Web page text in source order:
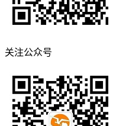
关注公众号